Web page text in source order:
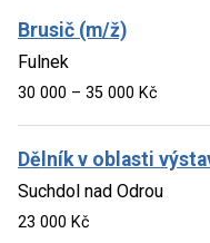
Brusič (m/ž)
Fulnek
30 000 – 35 000 Kč
Dělník v oblasti
Suchdol nad Odrou
23 000 Kč